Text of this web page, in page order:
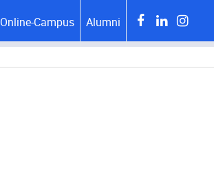
Online-Campus Alumni